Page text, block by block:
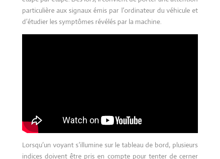
particulière aux signaux émis par l’ordinateur du véhicule et
d’étudier les symptômes révélés par la machine.
Lorsqu’un voyant s’illumine sur le tableau de bord, plusieurs
indices doivent être pris en compte pour tenter de cerner